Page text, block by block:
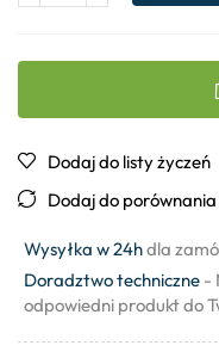
Dodaj do listy życzeń
Dodaj do porównania
Wysyłka w 24hdla
Doradztwo techniczne -
odpowiedni produkt do